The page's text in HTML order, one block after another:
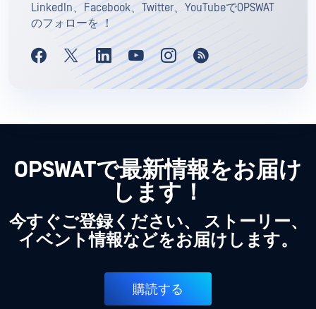
LinkedIn、Facebook、Twitter、YouTubeでOPSWAT
のフォローを ！
OPSWATで最新情報をお届け
します！
今すぐご登録ください、 ストーリー、
イベント情報などをお届けします。
購読する